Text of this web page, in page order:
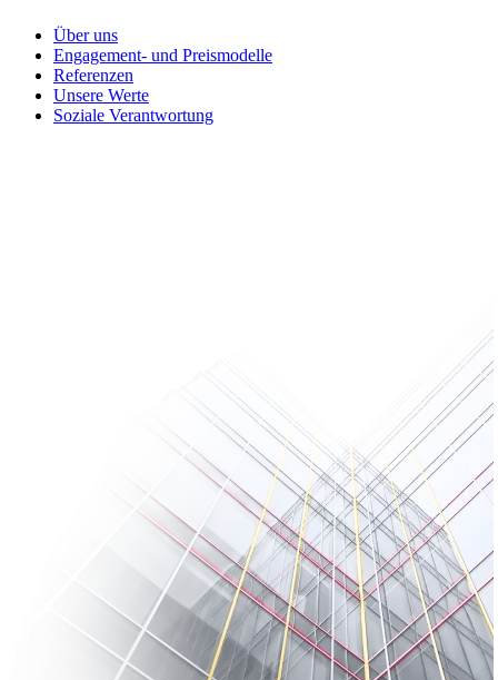
Über uns
Engagement- und Preismodelle
Referenzen
Unsere Werte
Soziale Verantwortung